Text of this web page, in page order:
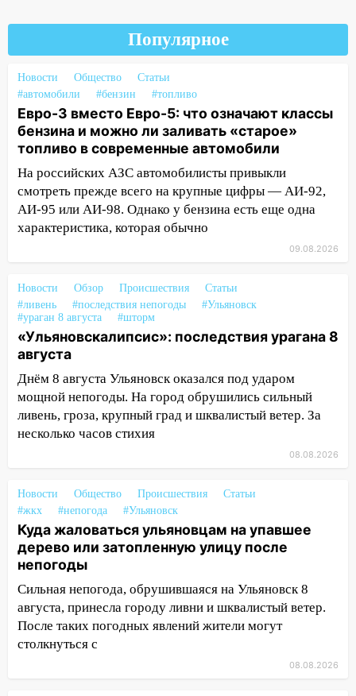
Жители Ульяновска сами
пытаются расчистить ливнёвки, не
дождавшись коммунальщиков
14:16 Шторм продолжает ломать город:
на улице Любови Шевцовой рухнул
светофор
Студента из Ульяновска обманули
мошенники под видом преподавателя
14:12 Куда жаловаться ульяновцам на
упавшее дерево или затопленную улицу
ветром сорвало опалубку со
строящегося дома
13:54 В мэрии Ульяновска рассказали,
как устраняют последствия мощного
шторма
13:49 Стихия продолжает крушить
Ульяновск: дерево рухнуло на дом на
Орджоникидзе
13:46 Сильный ветер сорвал крышу с
СТО на проспекте Созидателей
13:35 Непогода продолжает бить по
транспорту: в Ульяновске трамвай
сошёл с рельсов
13:22 Упавшие деревья перекрыли
дороги в Ульяновске: фото
Популярное
Новости Общество
Статьи
#автомобили
#бензин #топливо
Евро-3 вместо Евро-5: что означают классы
бензина и можно ли заливать «старое»
топливо в современные автомобили
На российских АЗС автомобилисты привыкли
смотреть прежде всего на крупные цифры — АИ-92,
АИ-95 или АИ-98. Однако у бензина есть еще одна
характеристика, которая обычно
09.08.2026
Новости Обзор Происшествия
Статьи
#ливень
#последствия непогоды
#Ульяновск
#ураган 8 августа
#шторм
«Ульяновскалипсис»: последствия урагана 8
августа
Днём 8 августа Ульяновск оказался под ударом
мощной непогоды. На город обрушились сильный
ливень, гроза, крупный град и шквалистый ветер. За
несколько часов стихия
08.08.2026
Новости Общество Происшествия
Статьи
#жкх
#непогода #Ульяновск
Куда жаловаться ульяновцам на упавшее
дерево или затопленную улицу после
непогоды
Сильная непогода, обрушившаяся на Ульяновск 8
августа, принесла городу ливни и шквалистый ветер.
После таких погодных явлений жители могут
столкнуться с
08.08.2026